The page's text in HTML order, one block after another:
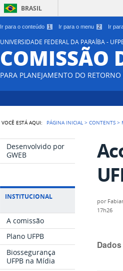
Ir para o conteúdo 1 Ir para o menu 2 Ir
BRASIL
UNIVERSIDADE FEDERAL DA PARAÍBA -
COMISSÃO
PARA PLANEJAMENTO DO
VOCÊ ESTÁ AQUI: PÁGINA INICIAL >CONTENTS >
Desenvolvido por
GWEB
INSTITUCIONAL
A comissão
Plano UFPB
Biossegurança
UFPB na Mídia
por
17h26